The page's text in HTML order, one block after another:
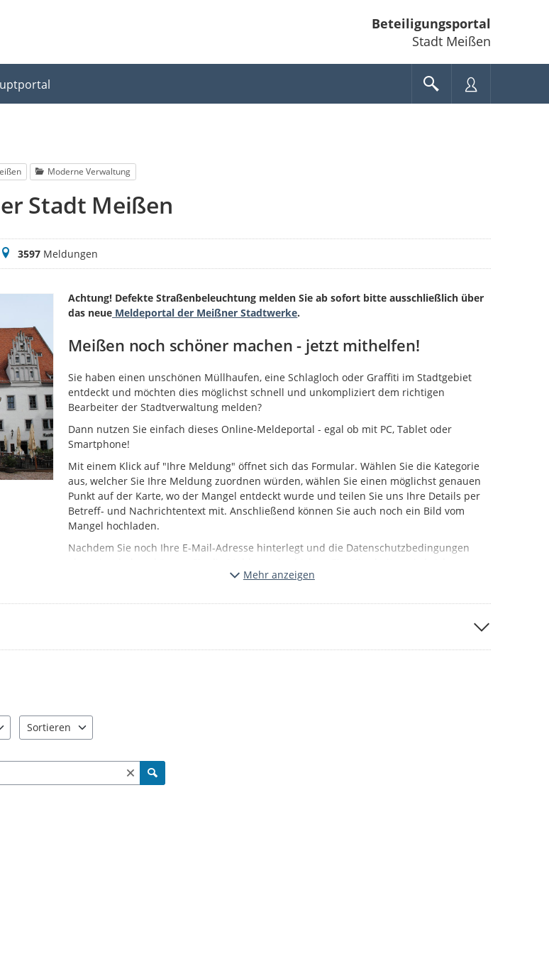
Beteiligungsportal
Stadt Meißen
Moderne Verwaltung
Stadt Meißen
3597Meldungen
Achtung! Defekte Straßenbeleuchtung melden Sie ab sofort bitte ausschließlich über
das neue Meldeportal der Meißner Stadtwerke.
Meißen noch schöner machen - jetzt mithelfen!
Sie haben einen unschönen Müllhaufen, eine Schlagloch oder Graffiti im Stadtgebiet
entdeckt und möchten dies möglichst schnell und unkompliziert dem richtigen
Bearbeiter der Stadtverwaltung melden?
Dann nutzen Sie einfach dieses Online-Meldeportal - egal ob mit PC, Tablet oder
Smartphone!
Mit einem Klick auf "Ihre Meldung" öffnet sich das Formular. Wählen Sie die Kategorie
aus, welcher Sie Ihre Meldung zuordnen würden, wählen Sie einen möglichst genauen
Punkt auf der Karte, wo der Mangel entdeckt wurde und teilen Sie uns Ihre Details per
Betreff- und Nachrichtentext mit. Anschließend können Sie auch noch ein Bild vom
Mangel hochladen.
Nachdem Sie noch Ihre E-Mail-Adresse hinterlegt und die Datenschutzbedingungen
schnellstmöglich der Bearbeitung Ihrer Meldung annehmen.
Wir behalten uns vor, beleidigende, nicht der Sache dienende Meldungen zu schließen.
Mehr anzeigen
Sortieren